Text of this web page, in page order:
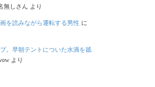
無しさん より
を読みながら運転する男性に
。早朝テントについた水滴を舐
より